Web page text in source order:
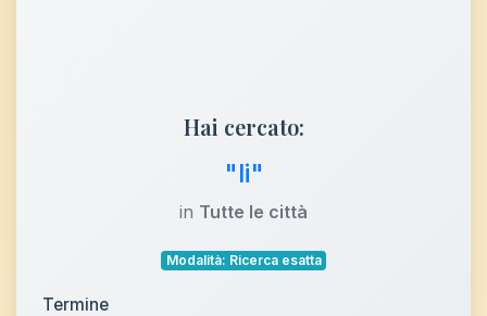
Hai cercato:
"li"
in Tutte le città
Modalità: Ricerca esatta
Termine